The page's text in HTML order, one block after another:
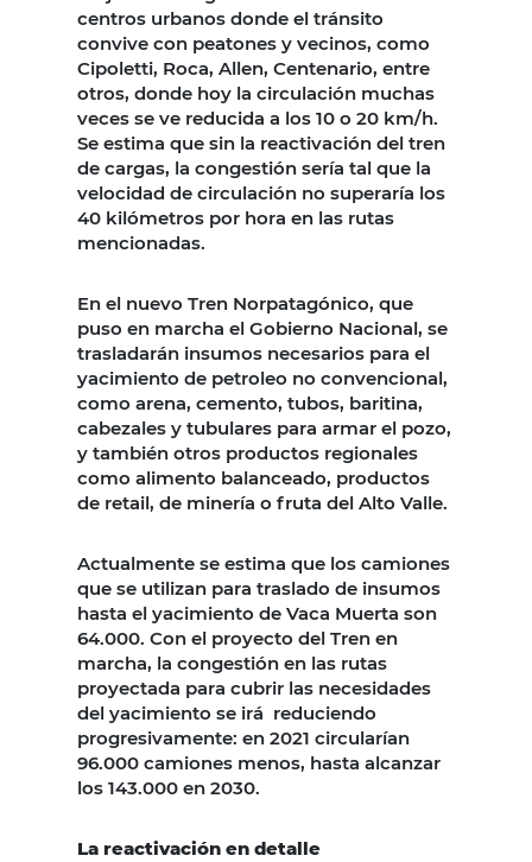
centros urbanos donde el tránsito
convive con peatones y vecinos, como
Cipoletti, Roca, Allen, Centenario, entre
otros, donde hoy la circulación muchas
veces se ve reducida a los 10 o 20 km/h.
Se estima que sin la reactivación del tren
de cargas, la congestión sería tal que la
velocidad de circulación no superaría los
40 kilómetros por hora en las rutas
mencionadas.
En el nuevo Tren Norpatagónico, que
puso en marcha el Gobierno Nacional, se
trasladarán insumos necesarios para el
yacimiento de petroleo no convencional,
como arena, cemento, tubos, baritina,
cabezales y tubulares para armar el pozo,
y también otros productos regionales
como alimento balanceado, productos
de retail, de minería o fruta del Alto Valle.
Actualmente se estima que los camiones
que se utilizan para traslado de insumos
hasta el yacimiento de Vaca Muerta son
64.000. Con el proyecto del Tren en
marcha, la congestión en las rutas
proyectada para cubrir las necesidades
del yacimiento se irá reduciendo
progresivamente: en 2021 circularían
96.000 camiones menos, hasta alcanzar
los 143.000 en 2030.
La reactivación en detalle